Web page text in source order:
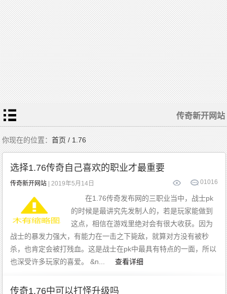
传奇新开网站
你现在的位置：首页 / 1.76
选择1.76传奇自己喜欢的职业才最重要
1016
0
传奇新开网站 | 2019年5月14日
在1.76传奇发布网的三职业当中，战士pk
的时候是最讲究先发制人的，若是玩家能做到
这点，相信在游戏里绝对会有很大收获。因为
战士的暴发力强大，有能力在一击之下毙敌，就算对方没有被秒
杀，也肯定会被打残血。这是战士在pk中最具有特点的一面，所以
也深受许多玩家的喜爱。 &n...
查看详细
传奇1.76中可以打怪升级吗